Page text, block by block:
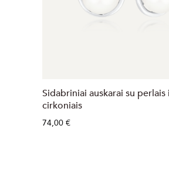
Sidabriniai auskarai su perlais
cirkoniais
74,00 €